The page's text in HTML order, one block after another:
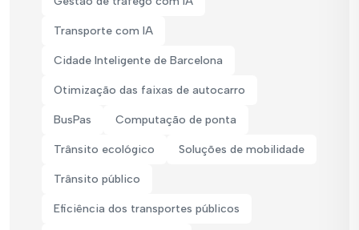
Transporte com IA
Cidade Inteligente de Barcelona
Otimização das faixas de autocarro
BusPas Computação de ponta
Trânsito ecológico Soluções de mobilidade
Trânsito público
Eficiência dos transportes públicos